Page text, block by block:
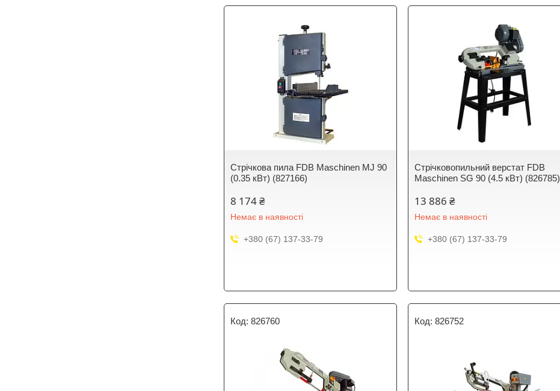
Стрічкова пила FDB Maschinen MJ 90
(0.35 кВт) (827166)
8 174 ₴
Немає в наявності
+380 (67) 137-33-79
Стрічковопильний верстат FDB
Maschinen SG 90 (4.5 кВт) (826785)
13 886 ₴
Немає в наявності
+380 (67) 137-33-79
826760 826752